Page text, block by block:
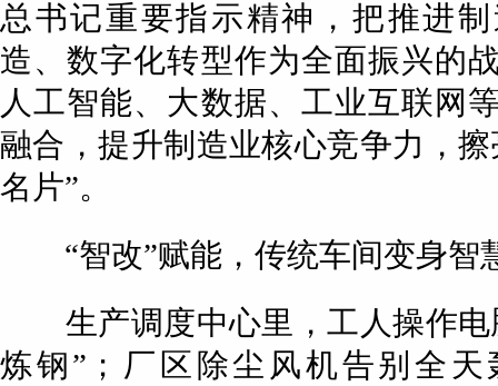
总书记重要指示精神，把推进
造、数字化转型作为全面振兴的
人工智能、大数据、工业互联网
融合，提升制造业核心竞争力，
名片”。
“智改”赋能，传统车间变身
生产调度中心里，工人操作电
炼钢”；厂区除尘风机告别全天